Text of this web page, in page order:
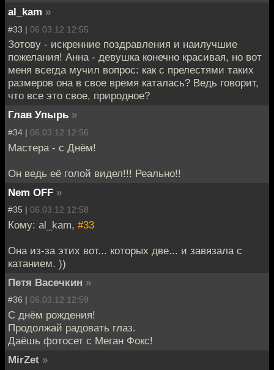
al_kam »
#33 | 06.03.12 12:55
Зотову - искренние поздравления и наилучшие
пожелания! Анна - девушка конечно красивая, но вот
меня всегда мучил вопрос: как с прелестями таких
размеров она в свое время каталась? Ведь говорит,
что все это свое, природное?
Глав Упырь »
#34 | 06.03.12 12:56
Мастера - с Днём!
Он ведь её голой видел!!! Реально!!
Nem OFF »
#35 | 06.03.12 12:58
Кому: al_kam, #33
Она из-за этих вот... которых две... и завязала с
катанием. ))
Петя Васечкин »
#36 | 06.03.12 12:59
С днём рождения!
Продолжай радовать глаз.
Даёшь фотосет с Меган Фокс!
MirZet »